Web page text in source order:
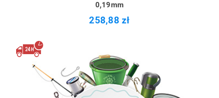
0,19mm
258,88 zł